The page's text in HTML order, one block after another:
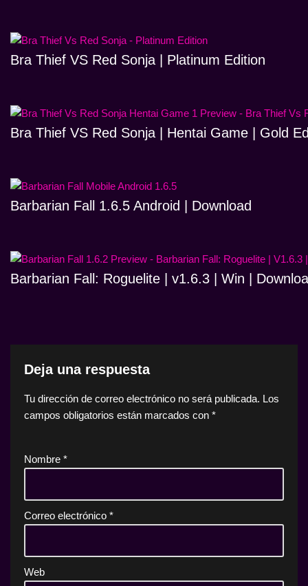
Bra Thief VS Red Sonja | Platinum Edition
Bra Thief VS Red Sonja | Hentai Game | Gold
Barbarian Fall 1.6.5 Android | Download
Barbarian Fall: Roguelite | v1.6.3 | Win |
Deja una respuesta
Tu dirección de correo electrónico no será publicada. Los
campos obligatorios están marcados con *
Nombre *
Correo electrónico *
Web